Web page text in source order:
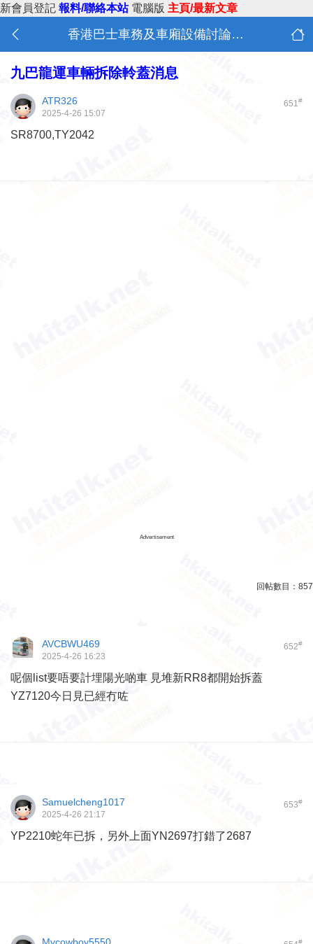
新會員登記 報料/聯絡本站 電腦版 主頁/最新文章
香港巴士車務及車廂設備討論 (B0)
九巴龍運車輛拆除軨蓋消息
651#
ATR326
2025-4-26 15:07
SR8700,TY2042
Advertisement
回帖數目： 857
652#
AVCBWU469
2025-4-26 16:23
呢個list要唔要計埋陽光啲車 見堆新RR8都開始拆蓋
YZ7120今日見已經冇咗
653#
Samuelcheng1017
2025-4-26 21:17
YP2210蛇年已拆，另外上面YN2697打錯了2687
#